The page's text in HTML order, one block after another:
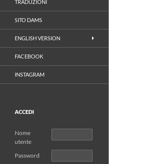
TRADUZIONI
SITO DAMS
ENGLISH VERSION
FACEBOOK
INSTAGRAM
ACCEDI
Nome
utente
Password